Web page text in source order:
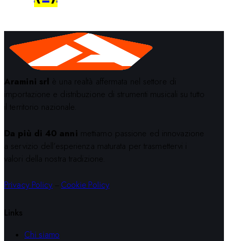
Aramini srl è una realtà affermata nel settore di
importazione e distribuzione di strumenti musicali su tutto
il territorio nazionale.
Da più di 40 anni mettiamo passione ed innovazione
a servizio dell’esperienza maturata per trasmettervi i
valori della nostra tradizione.
Privacy Policy Cookie Policy
Links
Chi siamo